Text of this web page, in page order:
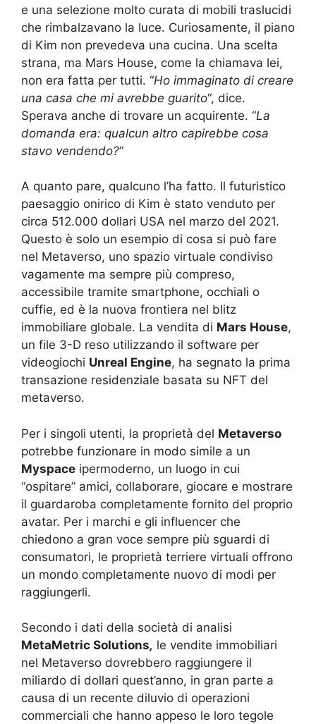
e una selezione molto curata di mobili traslucidi
che rimbalzavano la luce. Curiosamente, il piano
di Kim non prevedeva una cucina. Una scelta
strana, ma Mars House, come la chiamava lei,
non era fatta per tutti. “Ho immaginato di creare
una casa che mi avrebbe guarito“, dice.
Sperava anche di trovare un acquirente. “La
domanda era: qualcun altro capirebbe cosa
stavo vendendo?”
A quanto pare, qualcuno l’ha fatto. Il futuristico
paesaggio onirico di Kim è stato venduto per
circa 512.000 dollari USA nel marzo del 2021.
Questo è solo un esempio di cosa si può fare
nel Metaverso, uno spazio virtuale condiviso
vagamente ma sempre più compreso,
accessibile tramite smartphone, occhiali o
cuffie, ed è la nuova frontiera nel blitz
immobiliare globale. La vendita di Mars House,
un file 3-D reso utilizzando il software per
videogiochi Unreal Engine, ha segnato la prima
transazione residenziale basata su NFT del
metaverso.
Per i singoli utenti, la proprietà del Metaverso
potrebbe funzionare in modo simile a un
Myspace ipermoderno, un luogo in cui
“ospitare” amici, collaborare, giocare e mostrare
il guardaroba completamente fornito del proprio
avatar. Per i marchi e gli influencer che
chiedono a gran voce sempre più sguardi di
consumatori, le proprietà terriere virtuali offrono
un mondo completamente nuovo di modi per
raggiungerli.
Secondo i dati della società di analisi
MetaMetric Solutions, le vendite immobiliari
nel Metaverso dovrebbero raggiungere il
miliardo di dollari quest’anno, in gran parte a
causa di un recente diluvio di operazioni
commerciali che hanno appeso le loro tegole